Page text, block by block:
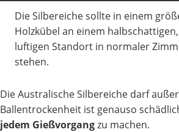
Die Silbereiche sollte in einem
Holzkübel an einem
luftigen Standort in normaler
stehen.
Die Australische Silbereiche darf
Ballentrockenheit ist genauso
jedem Gießvorgangzu machen.